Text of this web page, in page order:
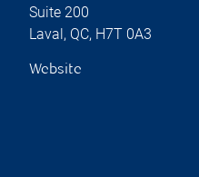
Suite 200
Laval, QC, H7T 0A3
Website